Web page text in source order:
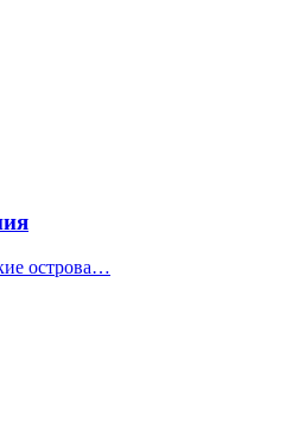
острова…